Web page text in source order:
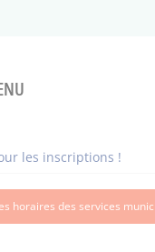
le menu
horaires des services
les inscriptions !